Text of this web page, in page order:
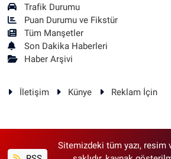
Trafik Durumu
Puan Durumu ve Fikstür
Tüm Manşetler
Son Dakika Haberleri
Haber Arşivi
İletişim Künye Reklam İçin
Sitemizdeki tüm yazı, resim